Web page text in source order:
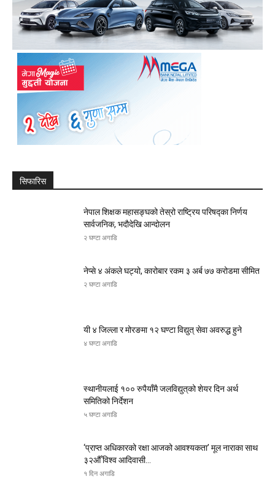
सिफारिस
नेपाल शिक्षक महासङ्घको तेस्रो राष्ट्रिय परिषद्का निर्णय
सार्वजनिक, भदाैदेखि आन्दाेलन
२ घण्टा अगाडि
नेप्से ४ अंकले घट्यो, कारोबार रकम ३ अर्ब ७७ करोडमा सीमित
२ घण्टा अगाडि
यी ४ जिल्ला र मोरङमा १२ घण्टा विद्युत् सेवा अवरुद्ध हुने
४ घण्टा अगाडि
स्थानीयलाई १०० रुपैयाँमै जलविद्युत्‌को शेयर दिन अर्थ
समितिको निर्देशन
५ घण्टा अगाडि
‘प्राप्त अधिकारको रक्षा आजको आवश्यकता’ मूल नाराका साथ
३२औँ विश्व आदिवासी...
१ दिन अगाडि